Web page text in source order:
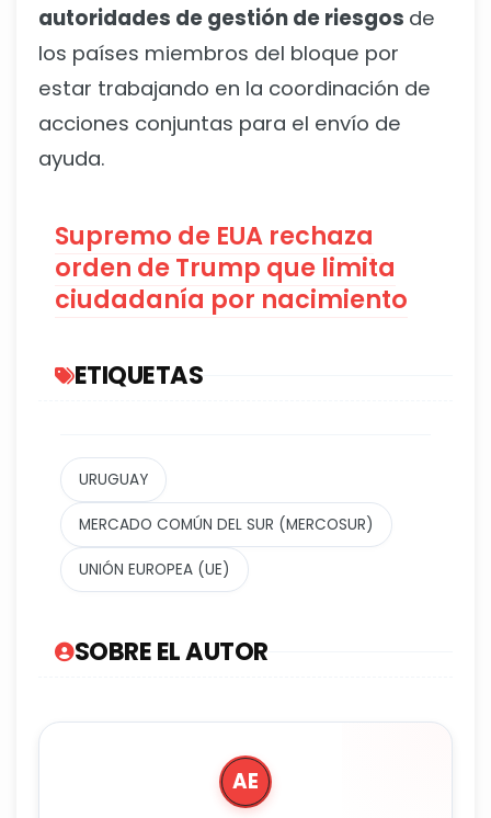
autoridades de gestión de riesgos de
los países miembros del bloque por
estar trabajando en la coordinación de
acciones conjuntas para el envío de
ayuda.
Supremo de EUA rechaza
orden de Trump que limita
ciudadanía por nacimiento
ETIQUETAS
URUGUAY
MERCADO COMÚN DEL SUR (MERCOSUR)
UNIÓN EUROPEA (UE)
SOBRE EL AUTOR
AE